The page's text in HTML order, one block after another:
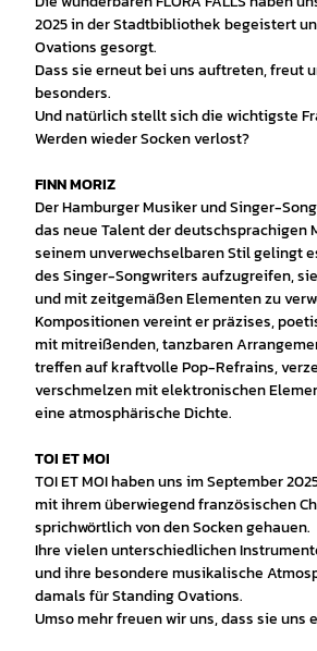
2025 in der Stadtbibliothek begeistert
Ovations gesorgt.
Dass sie erneut bei uns auftreten, freut
besonders.
Und natürlich stellt sich die wichtigste
Werden wieder Socken verlost?
FINN MORIZ
Der Hamburger Musiker und Singer-
das neue Talent der deutschsprachigen
seinem unverwechselbaren Stil gelingt
des Singer-Songwriters aufzugreifen,
und mit zeitgemäßen Elementen zu
Kompositionen vereint er präzises,
mit mitreißenden, tanzbaren
treffen auf kraftvolle Pop-Refrains,
verschmelzen mit elektronischen
eine atmosphärische Dichte.
TOI ET MOI
TOI ET MOI haben uns im September
mit ihrem überwiegend französischen
sprichwörtlich von den Socken gehauen.
Ihre vielen unterschiedlichen
und ihre besondere musikalische
damals für Standing Ovations.
Umso mehr freuen wir uns, dass sie uns